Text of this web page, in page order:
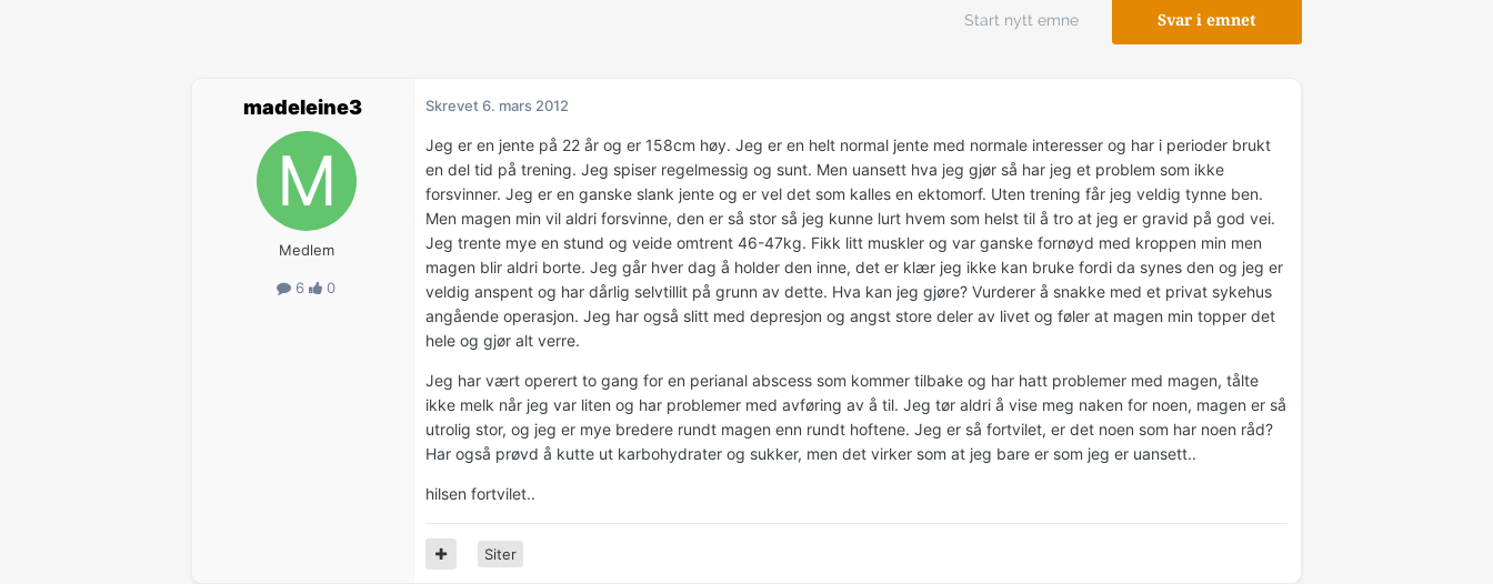
Svar i emnet
Start nytt emne
madeleine3
Medlem
6 0
Skrevet6. mars 2012
Jeg er en jente på 22 år og er 158cm høy. Jeg er en helt normal jente med normale interesser og har i perioder brukt
en del tid på trening. Jeg spiser regelmessig og sunt. Men uansett hva jeg gjør så har jeg et problem som ikke
forsvinner. Jeg er en ganske slank jente og er vel det som kalles en ektomorf. Uten trening får jeg veldig tynne ben.
Men magen min vil aldri forsvinne, den er så stor så jeg kunne lurt hvem som helst til å tro at jeg er gravid på god vei.
Jeg trente mye en stund og veide omtrent 46-47kg. Fikk litt muskler og var ganske fornøyd med kroppen min men
magen blir aldri borte. Jeg går hver dag å holder den inne, det er klær jeg ikke kan bruke fordi da synes den og jeg er
veldig anspent og har dårlig selvtillit på grunn av dette. Hva kan jeg gjøre? Vurderer å snakke med et privat sykehus
angående operasjon. Jeg har også slitt med depresjon og angst store deler av livet og føler at magen min topper det
hele og gjør alt verre.
Jeg har vært operert to gang for en perianal abscess som kommer tilbake og har hatt problemer med magen, tålte
ikke melk når jeg var liten og har problemer med avføring av å til. Jeg tør aldri å vise meg naken for noen, magen er så
utrolig stor, og jeg er mye bredere rundt magen enn rundt hoftene. Jeg er så fortvilet, er det noen som har noen råd?
Har også prøvd å kutte ut karbohydrater og sukker, men det virker som at jeg bare er som jeg er uansett..
hilsen fortvilet..
Siter